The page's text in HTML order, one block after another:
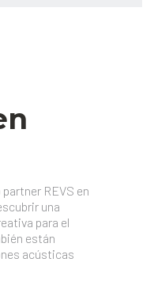
REVS en
una
para el
están
acústicas